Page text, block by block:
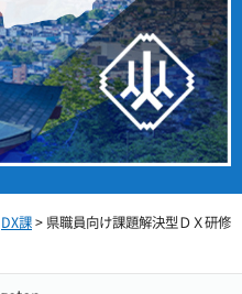
DX課> 県職員向け課題解決型ＤＸ研修